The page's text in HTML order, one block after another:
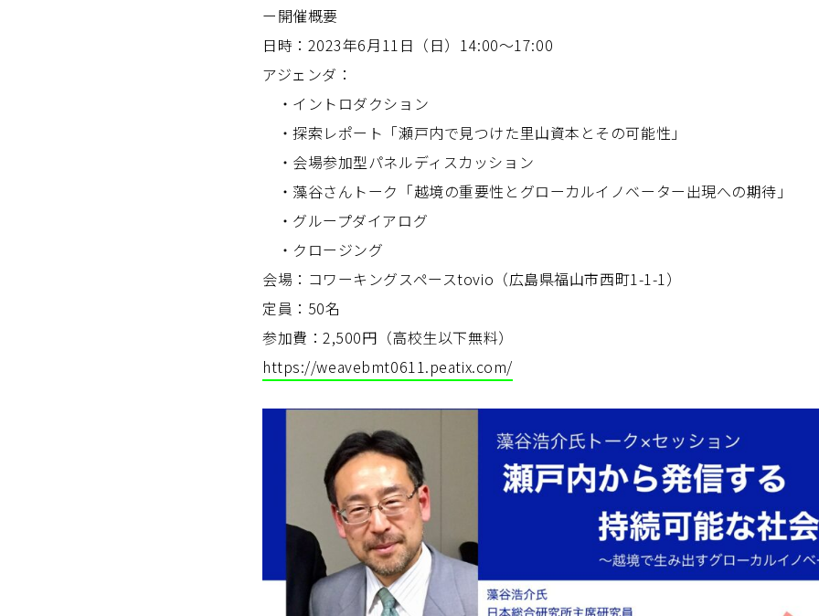
ー開催概要
日時：2023年6月11日（日）14:00～17:00
アジェンダ：
・イントロダクション
・探索レポート「瀬戸内で見つけた里山資本とその可能性」
・会場参加型パネルディスカッション
・藻谷さんトーク「越境の重要性とグローカルイノベーター出現への期待」
・グループダイアログ
・クロージング
会場：コワーキングスペースtovio（広島県福山市西町1-1-1）
定員：50名
参加費：2,500円（高校生以下無料）
https://weavebmt0611.peatix.com/